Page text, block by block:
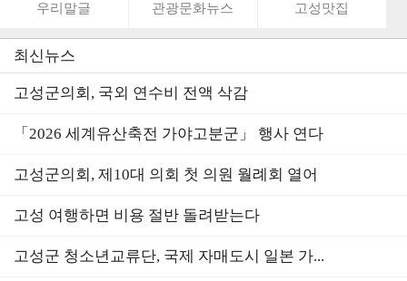
우리말글 관광문화뉴스 고성맛집
최신뉴스
고성군의회, 국외 연수비 전액 삭감
「2026 세계유산축전 가야고분군」 행사 연다
고성군의회, 제10대 의회 첫 의원 월례회 열어
고성 여행하면 비용 절반 돌려받는다
고성군 청소년교류단, 국제 자매도시 일본 가...